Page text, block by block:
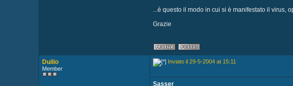
...è questo il modo in cui si è manifestato il virus,
Grazie
Duilio
Member
Inviato il 29-5-2004 at 15:11
Sasser